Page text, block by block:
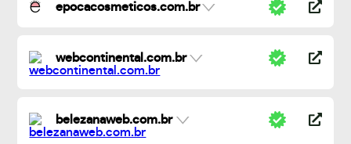
epocacosmeticos.com.br
webcontinental.com.br
belezanaweb.com.br